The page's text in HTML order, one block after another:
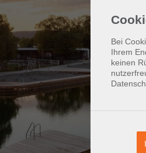
Bei
Ihrem
keinen